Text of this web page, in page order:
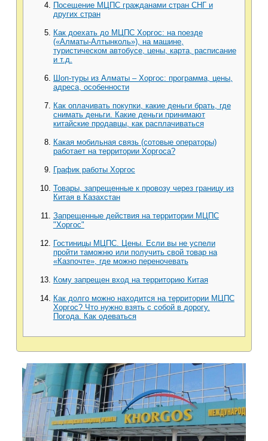
Посещение МЦПС гражданами стран СНГ и
других стран
Как доехать до МЦПС Хоргос: на поезде
(«Алматы-Алтынколь»), на машине,
туристическом автобусе, цены, карта, расписание
и т.д.
Шоп-туры из Алматы – Хоргос: программа, цены,
адреса, особенности
Как оплачивать покупки, какие деньги брать, где
снимать деньги. Какие деньги принимают
китайские продавцы, как расплачиваться
Какая мобильная связь (сотовые операторы)
работает на территории Хоргоса?
График работы Хоргос
Товары, запрещенные к провозу через границу из
Китая в Казахстан
Запрещенные действия на территории МЦПС
"Хоргос"
Гостиницы МЦПС. Цены. Если вы не успели
пройти таможню или получить свой товар на
«Казпочте», где можно переночевать
Кому запрещен вход на территорию Китая
Как долго можно находится на территории МЦПС
Хоргос? Что нужно взять с собой в дорогу.
Погода. Как одеваться